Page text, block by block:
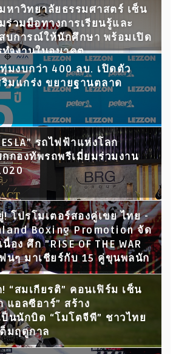
หาวิทยาลัยธรรมศาสตร์ เซ็น
ร่วมมือทางการเรียนรู้และ
สบการณ์ให้นักศึกษา พร้อมเปิด
ำงานในอนาคต
มงบกว่า 400 ลบ. เปิดตัว
ริมแกร่ง ขยายฐานตลาด
รถไฟฟ้าแห่งโลก
กองทัพรถพรีเมี่ยมร่วมงาน
โปรโมเตอร์สองคู่เขย ไทย -
Boxing Promotion จัด
ง ศึก "RISE OF THE WAR
นๆ มาเชียร์กับ 15 คู่ขุนพลนัก
“สมเกียรติ” คอนเฟิร์ม เซ็น
อลซีอาร์” สร้าง
นนักบิด “โมโตจีพี” ชาวไทย
มฤดูกาล